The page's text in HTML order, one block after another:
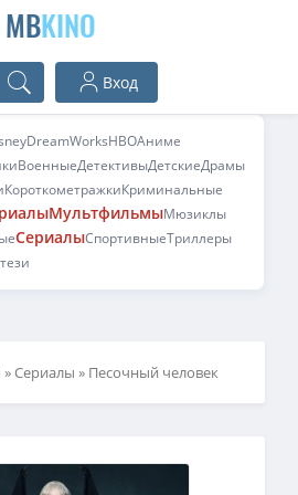
MBKINO
Вход
DreamWorksHBOАниме
ВоенныеДетективыДетскиеДрамы
КороткометражкиКриминальные
МультфильмыМюзиклы
СериалыСпортивныеТриллеры
»Сериалы » Песочный человек